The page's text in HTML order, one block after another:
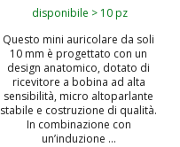
disponibile > 10 pz
Questo mini auricolare da soli
10 mm è progettato con un
design anatomico, dotato di
ricevitore a bobina ad alta
sensibilità, micro altoparlante
stabile e costruzione di qualità.
In combinazione con
un’induzione ...